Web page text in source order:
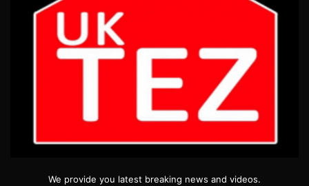
We provide you latest breaking news and videos.